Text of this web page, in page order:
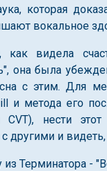
которая
вокальное
как видела
она была
с этим. Для
и метода его
CVT), нести
другими и
Терминатора -